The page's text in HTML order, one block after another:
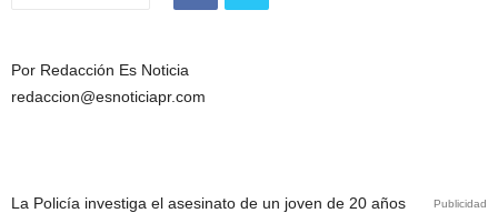
Por Redacción Es Noticia
redaccion@esnoticiapr.com
Publicidad
La Policía investiga el asesinato de un joven de 20 años